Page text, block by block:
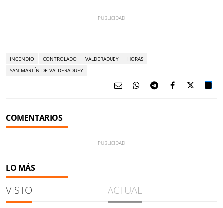
INCENDIO CONTROLADO VALDERADUEY
HORAS
SAN MARTÍN DE VALDERADUEY
COMENTARIOS
LO MÁS
VISTO ACTUAL